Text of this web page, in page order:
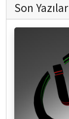
Son Yazılar